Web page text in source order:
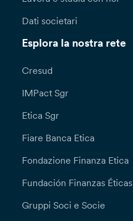
Dati societari
Esplora la nostra rete
Cresud
IMPact Sgr
Etica Sgr
Fiare Banca Etica
Fondazione Finanza Etica
Fundación Finanzas Éticas
Gruppi Soci e Socie